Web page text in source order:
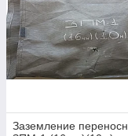
Заземление